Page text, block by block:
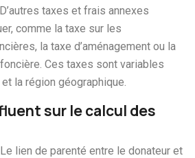
D’autres taxes et frais annexes
comme la taxe sur les
la taxe d’aménagement ou la
Ces taxes sont variables
la région géographique.
sur le calcul des
Le lien de parenté entre le donateur et